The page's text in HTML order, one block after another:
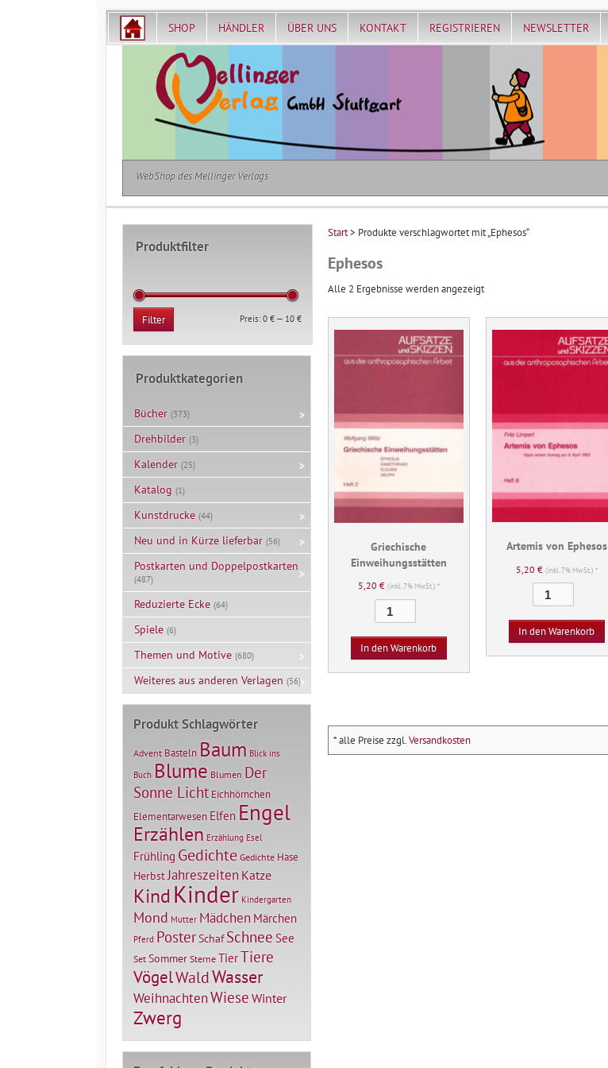
SHOP HÄNDLER ÜBER UNS KONTAKT REGISTRIEREN NEWSLETTER
WebShop des Mellinger Verlags
Start> Produkte verschlagwortet mit „Ephesos“
Ephesos
Alle 2 Ergebnisse werden angezeigtNach
Griechische
Einweihungsstätten
5,20 € (inkl. 7% MwSt.) *
Einweihungsstätten
Menge
In den Warenkorb
Artemis von Ephesos
5,20 € (inkl. 7% MwSt.) *
von
Ephesos
Menge
In den Warenkorb
* alle Preise zzgl.Versandkosten
Produktfilter
Min.
Max.
Filter Preis:0 € — 10 €
Produktkategorien
Bücher (373)
Drehbilder (3)
Kalender (25)
Katalog (1)
Kunstdrucke (44)
Neu und in Kürze lieferbar (56)
Postkarten und Doppelpostkarten
(487)
Reduzierte Ecke (64)
Spiele (6)
Themen und Motive (680)
Weiteres aus anderen Verlagen (56)
Produkt Schlagwörter
Advent Basteln Baum Blick ins
Buch Blume Blumen Der
Sonne Licht Eichhörnchen
Elementarwesen Elfen Engel
Erzählen Erzählung Esel
Frühling Gedichte Gedichte Hase
HerbstJahreszeiten Katze
KindKinder Kindergarten
Mond Mutter Mädchen Märchen
Pferd PosterSchaf Schnee See
Set Sommer Sterne TierTiere
VögelWaldWasser
WeihnachtenWiese Winter
Zwerg